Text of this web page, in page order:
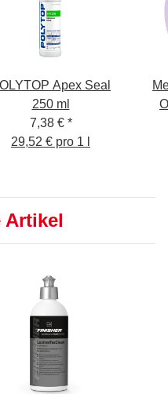
Apex Seal
250 ml
7,38 € *
29,52 € pro 1 l
Artikel